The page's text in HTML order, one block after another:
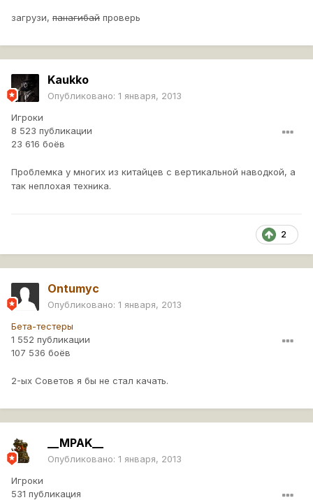
загрузи, панагибай проверь
Kaukko
Опубликовано: 1 января, 2013
Игроки
8 523 публикации
23 616 боёв
Проблемка у многих из китайцев с вертикальной наводкой, а
так неплохая техника.
2
Ontumyc
Опубликовано: 1 января, 2013
Бета-тестеры
1 552 публикации
107 536 боёв
2-ых Советов я бы не стал качать.
__MPAK__
Опубликовано: 1 января, 2013
Игроки
531 публикация